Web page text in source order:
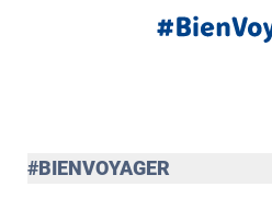
#BIENVOYAGER